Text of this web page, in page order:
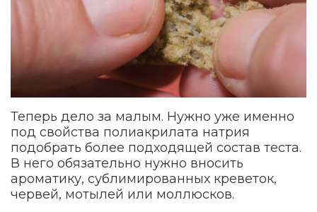
Теперь дело за малым. Нужно уже именно
под свойства полиакрилата натрия
подобрать более подходящей состав теста.
В него обязательно нужно вносить
ароматику, сублимированных креветок,
червей, мотылей или моллюсков.